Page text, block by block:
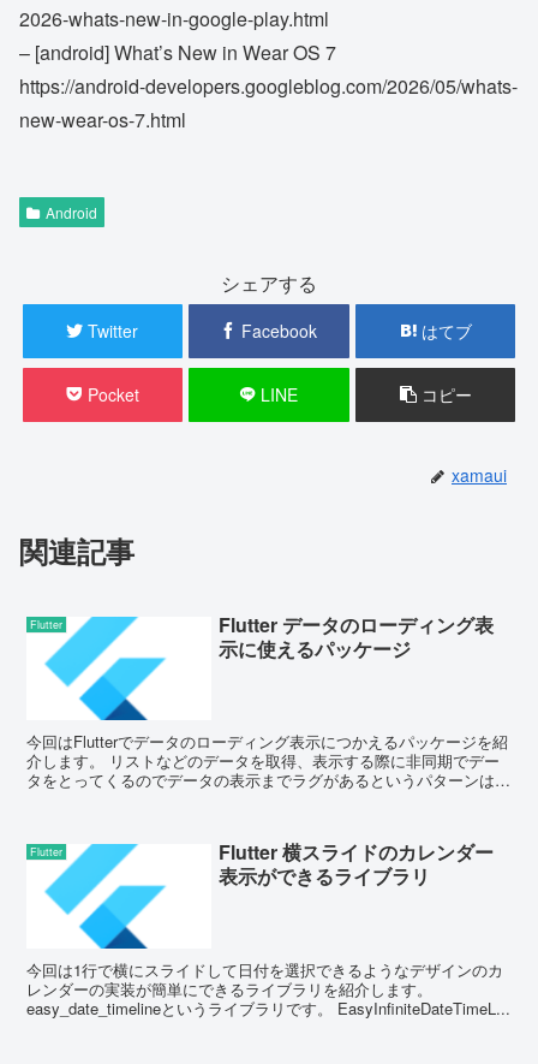
2026-whats-new-in-google-play.html
– [android] What’s New in Wear OS 7
https://android-developers.googleblog.com/2026/05/whats-
new-wear-os-7.html
Android
シェアする
Twitter Facebook はてブ
Pocket LINE コピー
xamaui
関連記事
Flutter
Flutter データのローディング表
示に使えるパッケージ
今回はFlutterでデータのローディング表示につかえるパッケージを紹
介します。 リストなどのデータを取得、表示する際に非同期でデー
タをとってくるのでデータの表示までラグがあるというパターンはよ
Flutter
Flutter 横スライドのカレンダー
表示ができるライブラリ
今回は1行で横にスライドして日付を選択できるようなデザインのカ
レンダーの実装が簡単にできるライブラリを紹介します。
easy_date_timelineというライブラリです。 EasyInfiniteDateTimeL...